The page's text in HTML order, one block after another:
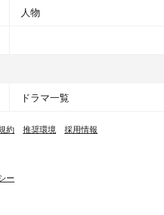
人物
ドラマ一覧
約 推奨環境 採用情報
ー